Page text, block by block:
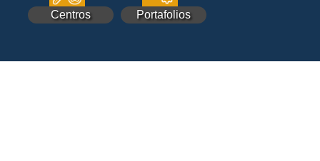
Centros Portafolios